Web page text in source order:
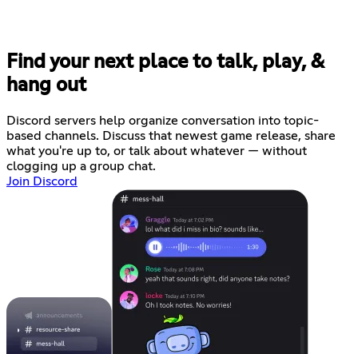
Find your next place to talk, play, &
hang out
Discord servers help organize conversation into topic-
based channels. Discuss that newest game release, share
what you're up to, or talk about whatever — without
clogging up a group chat.
Join Discord